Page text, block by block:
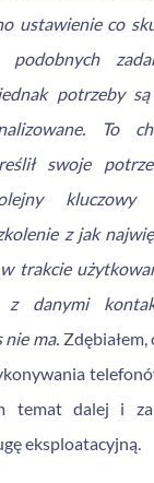
ustawienie co
potrzeby
To
swoje
kluczowy
z jak
trakcie
z danymi
nie ma.
temat dalej i
eksploatacyjną.